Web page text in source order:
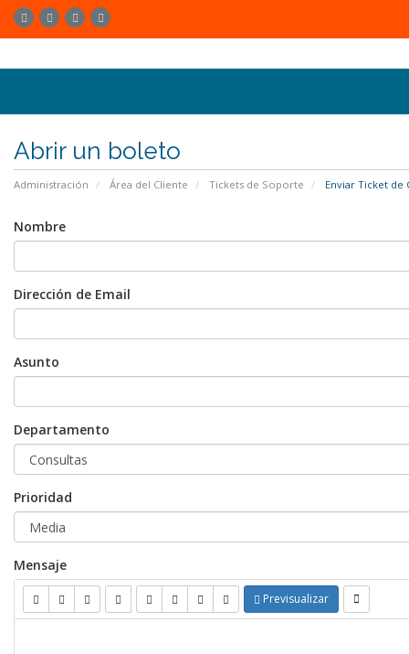
Abrir un boleto
Administración Área del Cliente Tickets de Soporte Enviar Ticket de
Nombre
Dirección de Email
Asunto
Departamento
Prioridad
Mensaje
Previsualizar